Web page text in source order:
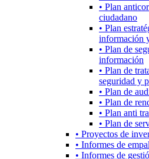
• Plan
ciudadano
• Plan
información
• Plan de
información
• Plan de
seguridad y
• Plan de
• Plan de
• Plan anti
• Plan de
• Proyectos de
• Informes de
• Informes de